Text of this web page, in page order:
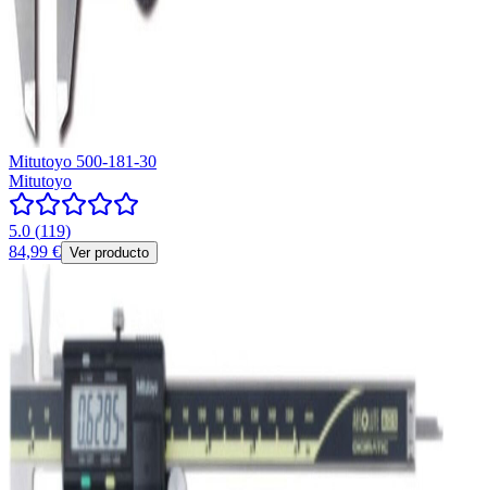
Mitutoyo 500-181-30
Mitutoyo
5.0 (119)
84,99 € Ver producto